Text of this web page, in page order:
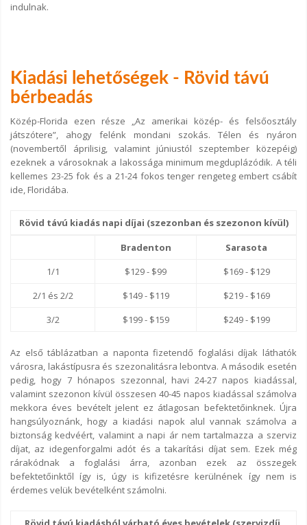
indulnak.
Kiadási lehetőségek - Rövid távú
bérbeadás
Közép-Florida ezen része „Az amerikai közép- és felsőosztály
játszótere”, ahogy felénk mondani szokás. Télen és nyáron
(novembertől áprilisig, valamint júniustól szeptember közepéig)
ezeknek a városoknak a lakossága minimum megduplázódik. A téli
kellemes 23-25 fok és a 21-24 fokos tenger rengeteg embert csábít
ide, Floridába.
Rövid távú kiadás napi díjai (szezonban és szezonon kívül)
Bradenton
Sarasota
1/1
$129 - $99
$169 - $129
2/1 és 2/2
$149 - $119
$219 - $169
3/2
$199 - $159 $249 - $199
Az első táblázatban a naponta fizetendő foglalási díjak láthatók
városra, lakástípusra és szezonalitásra lebontva. A második esetén
pedig, hogy 7 hónapos szezonnal, havi 24-27 napos kiadással,
valamint szezonon kívül összesen 40-45 napos kiadással számolva
mekkora éves bevételt jelent ez átlagosan befektetőinknek. Újra
hangsúlyoznánk, hogy a kiadási napok alul vannak számolva a
biztonság kedvéért, valamint a napi ár nem tartalmazza a szerviz
díjat, az idegenforgalmi adót és a takarítási díjat sem. Ezek még
rárakódnak a foglalási árra, azonban ezek az összegek
befektetőinktől így is, úgy is kifizetésre kerülnének így nem is
érdemes velük bevételként számolni.